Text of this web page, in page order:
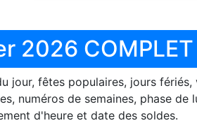
2026
jour, fêtes populaires, jours fériés,
numéros de semaines, phase de
d'heure et date des soldes.